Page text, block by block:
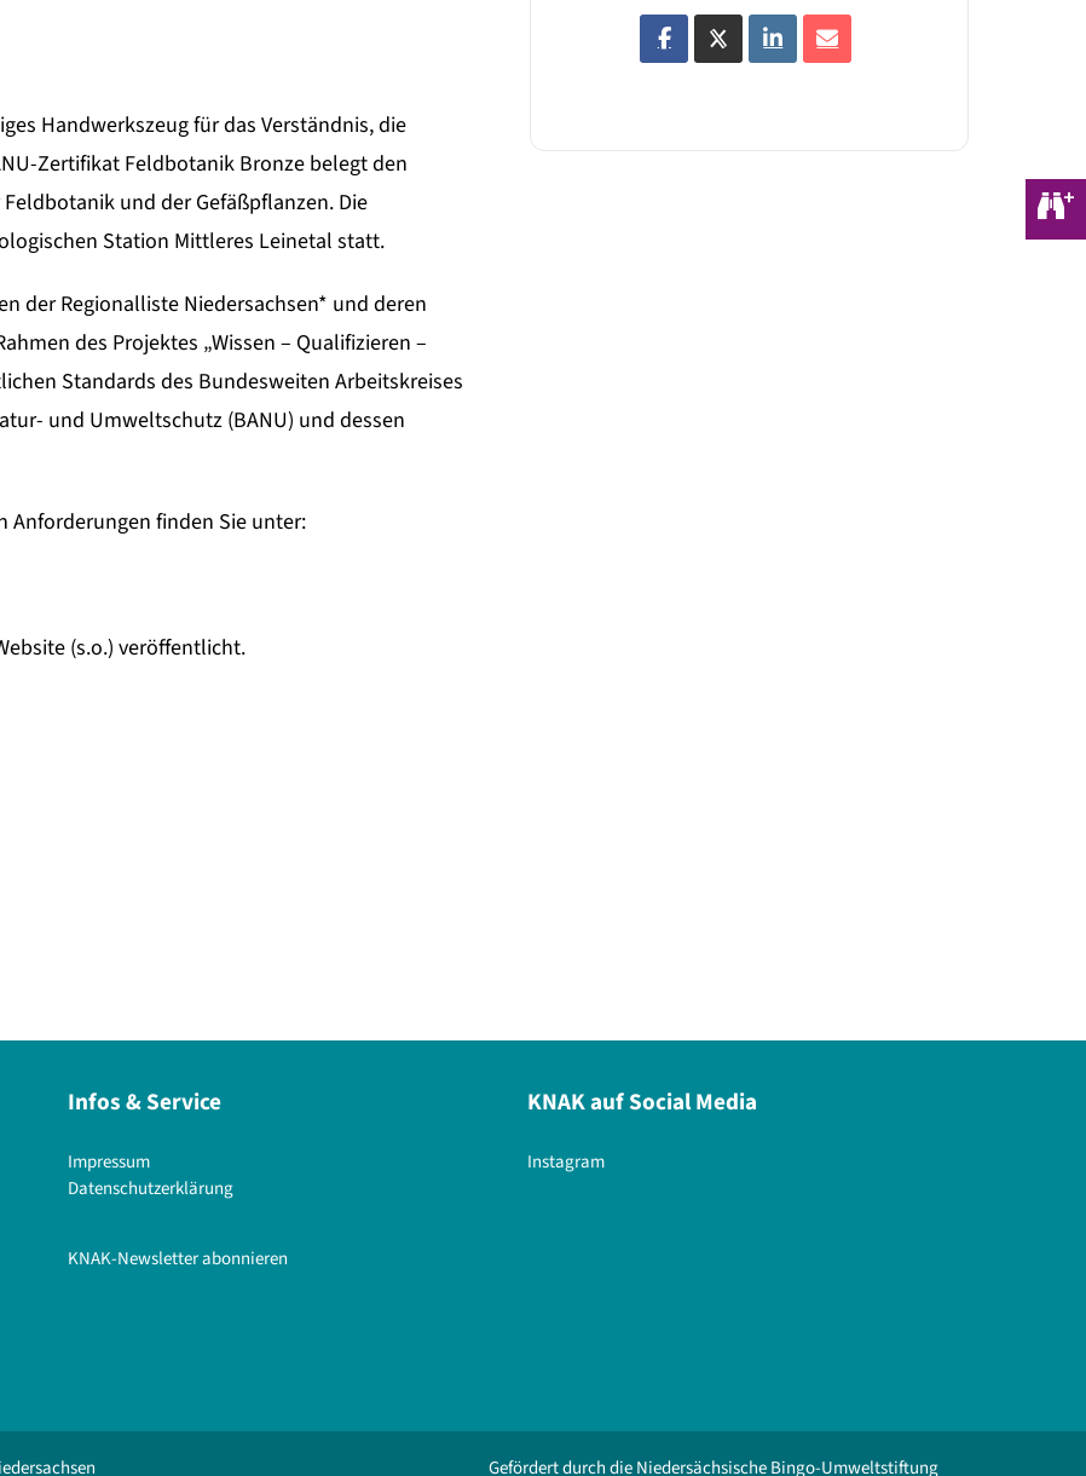
Handwerkszeug für das Verständnis, die
Zertifikat Feldbotanik Bronze belegt den
und der Gefäßpflanzen. Die
Station Mittleres Leinetal statt.
der Regionalliste Niedersachsen* und deren
des Projektes „Wissen – Qualifizieren –
Standards des Bundesweiten Arbeitskreises
und Umweltschutz (BANU) und dessen
Anforderungen finden Sie unter:
(s.o.) veröffentlicht.
Infos & Service
Impressum
Datenschutzerklärung
KNAK-Newsletter abonnieren
KNAK auf Social Media
Instagram
Gefördert durch die Niedersächsische Bingo-Umweltstiftung